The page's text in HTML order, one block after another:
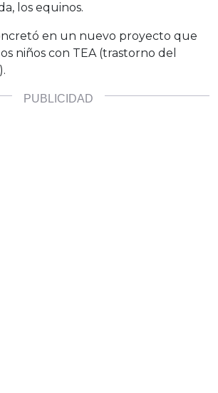
los equinos.
en un nuevo proyecto que
niños con TEA (trastorno del